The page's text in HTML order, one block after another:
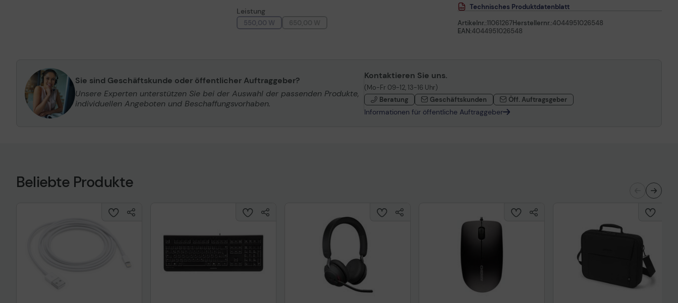
Leistung
550,00 W
Technisches Produktdatenblatt
Artikelnr.:11061267Herstellernr.:4044951026548
EAN:4044951026548
Sie sind Geschäftskunde oder öffentlicher Auftraggeber?
Unsere Experten unterstützen Sie bei der Auswahl der passenden Produkte,
individuellen Angeboten und Beschaffungsvorhaben.
Kontaktieren Sie uns.
(Mo-Fr 09-12, 13-16 Uhr)
Beratung
Geschäftskunden Öff. Auftragsgeber
Informationen für öffentliche Auftraggeber
Beliebte Produkte